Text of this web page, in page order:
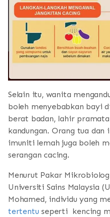
Selain itu, wanita
boleh menyebabkan bayi
berat badan, lahir
kandungan. Orang tua dan
imuniti lemah juga boleh
serangan cacing.
Menurut Pakar
Universiti Sains Malaysia
Mohamed, individu yang
tertentu seperti kencing